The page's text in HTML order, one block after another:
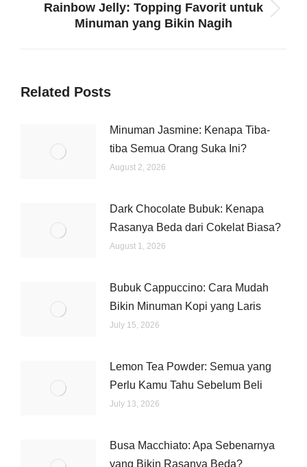
Next
Rainbow Jelly: Topping Favorit untuk
Minuman yang Bikin Nagih
Related Posts
Minuman Jasmine: Kenapa Tiba-
tiba Semua Orang Suka Ini?
August 2, 2026
Dark Chocolate Bubuk: Kenapa
Rasanya Beda dari Cokelat Biasa?
August 1, 2026
Bubuk Cappuccino: Cara Mudah
Bikin Minuman Kopi yang Laris
July 15, 2026
Lemon Tea Powder: Semua yang
Perlu Kamu Tahu Sebelum Beli
July 13, 2026
Busa Macchiato: Apa Sebenarnya
yang Bikin Rasanya Beda?